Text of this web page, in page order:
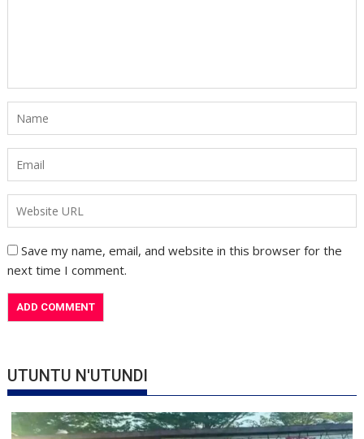
Save my name, email, and website in this browser for the
next time I comment.
UTUNTU N'UTUNDI